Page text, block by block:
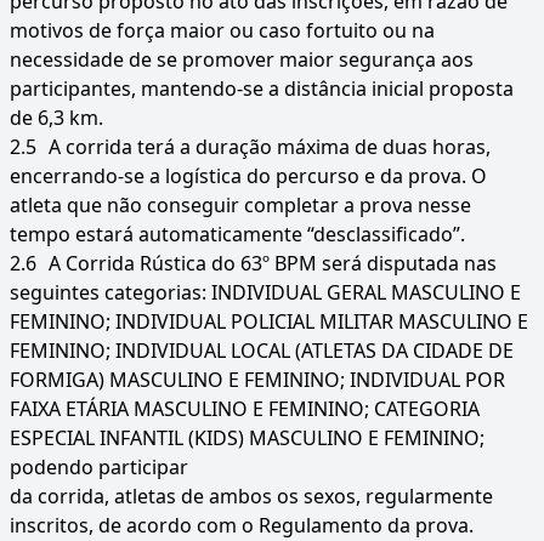
motivos de força maior ou caso fortuito ou na
necessidade de se promover maior segurança aos
participantes, mantendo-se a distância inicial proposta
de 6,3 km.
2.5 A corrida terá a duração máxima de duas horas,
encerrando-se a logística do percurso e da prova. O
atleta que não conseguir completar a prova nesse
tempo estará automaticamente “desclassificado”.
2.6 A Corrida Rústica do 63º BPM será disputada nas
seguintes categorias: INDIVIDUAL GERAL MASCULINO E
FEMININO; INDIVIDUAL POLICIAL MILITAR MASCULINO E
FEMININO; INDIVIDUAL LOCAL (ATLETAS DA CIDADE DE
FORMIGA) MASCULINO E FEMININO; INDIVIDUAL POR
FAIXA ETÁRIA MASCULINO E FEMININO; CATEGORIA
ESPECIAL INFANTIL (KIDS) MASCULINO E FEMININO;
podendo participar
da corrida, atletas de ambos os sexos, regularmente
inscritos, de acordo com o Regulamento da prova.